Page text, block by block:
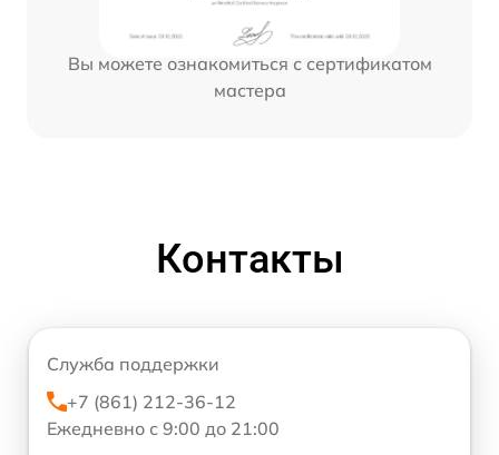
Вы можете ознакомиться с сертификатом
мастера
Контакты
Служба поддержки
+7 (861) 212-36-12
Ежедневно с 9:00 до 21:00